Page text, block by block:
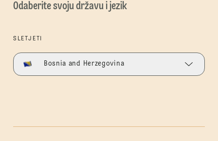
Odaberite svoju državu i jezik
SLETJETI
Bosnia and Herzegovina